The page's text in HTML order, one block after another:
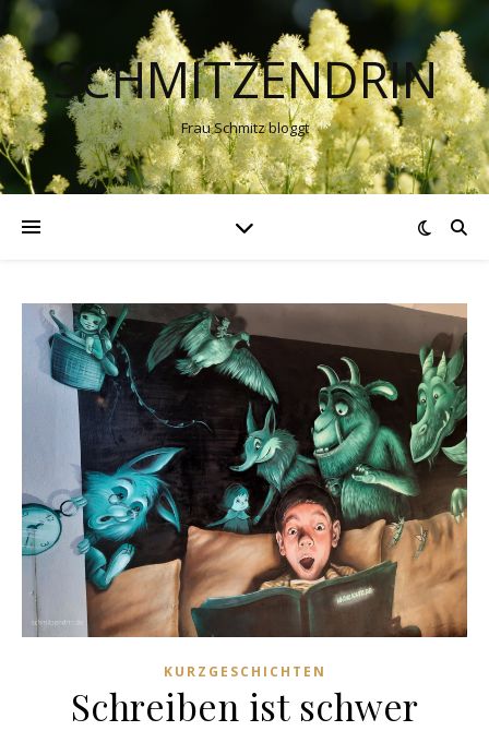
SCHMITZENDRIN
Frau Schmitz bloggt
KURZGESCHICHTEN
Schreiben ist schwer